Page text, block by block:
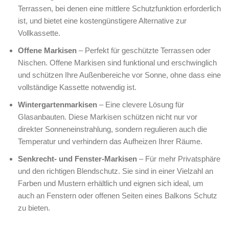
Terrassen, bei denen eine mittlere Schutzfunktion erforderlich
ist, und bietet eine kostengünstigere Alternative zur
Vollkassette.
Offene Markisen – Perfekt für geschützte Terrassen oder
Nischen. Offene Markisen sind funktional und erschwinglich
und schützen Ihre Außenbereiche vor Sonne, ohne dass eine
vollständige Kassette notwendig ist.
Wintergartenmarkisen – Eine clevere Lösung für
Glasanbauten. Diese Markisen schützen nicht nur vor
direkter Sonneneinstrahlung, sondern regulieren auch die
Temperatur und verhindern das Aufheizen Ihrer Räume.
Senkrecht- und Fenster-Markisen – Für mehr Privatsphäre
und den richtigen Blendschutz. Sie sind in einer Vielzahl an
Farben und Mustern erhältlich und eignen sich ideal, um
auch an Fenstern oder offenen Seiten eines Balkons Schutz
zu bieten.